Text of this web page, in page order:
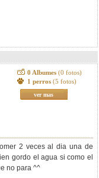
0 Albumes (0 fotos)
1 perros (5 fotos)
ver mas
2 veces al dia una de
gordo el agua si como el
no para ^^